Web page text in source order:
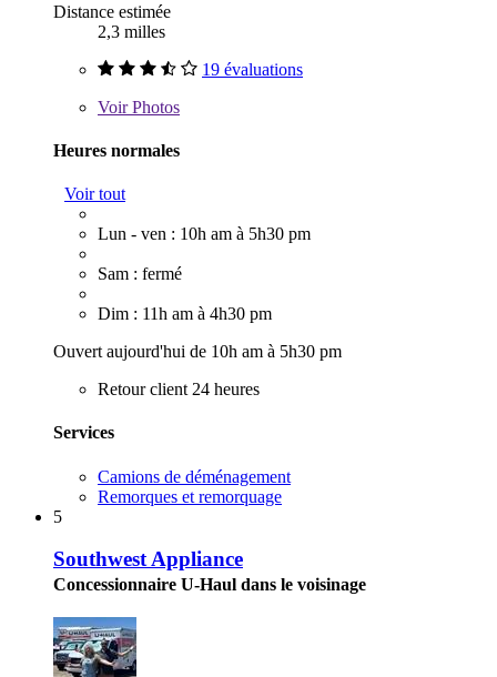
Distance estimée
2,3 milles
19 évaluations
VoirPhotos
Heures normales
Voir tout
Lun - ven : 10h am à 5h30 pm
Sam : fermé
Dim : 11h am à 4h30 pm
Ouvert aujourd'hui de 10h am à 5h30 pm
Retour client 24 heures
Services
Camions de déménagement
Remorques et remorquage
5
Southwest Appliance
Concessionnaire U-Haul dans le voisinage